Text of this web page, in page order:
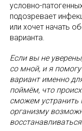
условно-
подозревает
или хочет начать
варианта.
Если вы не
со мной, и я
вариант именно
поймём, что
сможем устранить
организму